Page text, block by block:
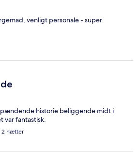
venligt personale - super
historie beliggende midt i
var fantastisk.
2 nætter